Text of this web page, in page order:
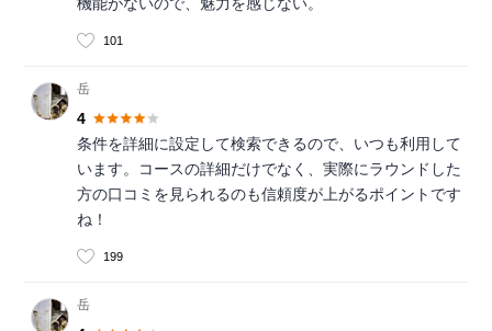
101
岳
4
条件を詳細に設定して検索できるので、いつも利用して
います。コースの詳細だけでなく、実際にラウンドした
方の口コミを見られるのも信頼度が上がるポイントです
ね！
199
岳